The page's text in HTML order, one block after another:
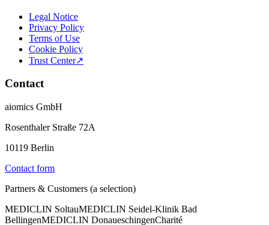
Legal Notice
Privacy Policy
Terms of Use
Cookie Policy
Trust Center↗
Contact
aiomics GmbH
Rosenthaler Straße 72A
10119 Berlin
Contact form
Partners & Customers (a selection)
MEDICLIN SoltauMEDICLIN Seidel-Klinik Bad
BellingenMEDICLIN DonaueschingenCharité